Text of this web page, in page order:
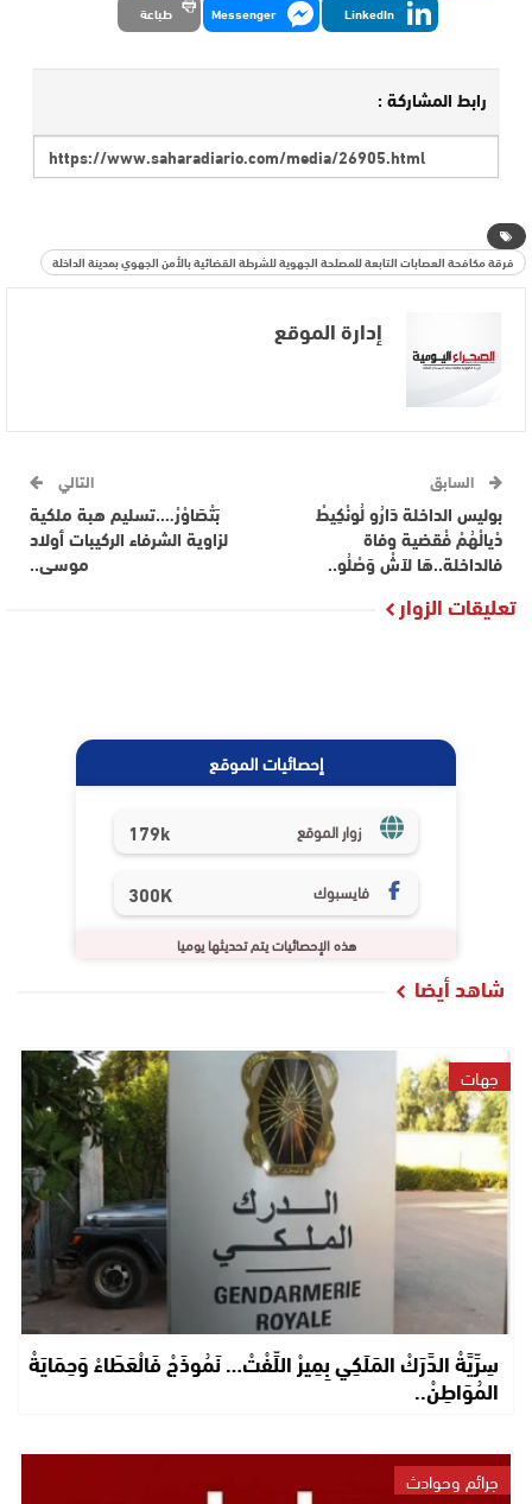
LinkedIn
Messenger طباعة
رابط المشاركة :
فرقة مكافحة العصابات التابعة للمصلحة الجهوية للشرطة القضائية بالأمن الجهوي بمدينة الداخلة
إدارة الموقع
السابق
بوليس الداخلة دَارُو لُونْكِيطْ
دْيالْهُمْ فْقضية وفاة
فالداخلة..هَا لاَشْ وَصْلُو..
التالي
بَتْصَاوْرْ….تسليم هبة ملكية
لزاوية الشرفاء الركيبات أولاد
موسى..
تعليقات الزوار
إحصائيات الموقع
زوار الموقع 179k
فايسبوك 300K
هذه الإحصائيات يتم تحديثها يوميا
شاهد أيضا
جهات
سِرِّيَّةْ الدَّرَكْ المَلَكِي بِمِيرْ اللِّفْتْ… نَمُوذَجْ فَالْعَطَاءْ وَحِمَايَةْ
المُوَاطِنْ..
جرائم وحوادث